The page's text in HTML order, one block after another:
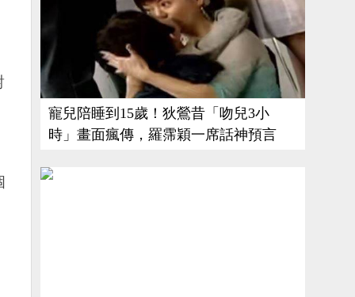
寵兒陪睡到15歲！狄鶯昔「吻兒3小
時」畫面瘋傳，羅霈穎一席話神預言